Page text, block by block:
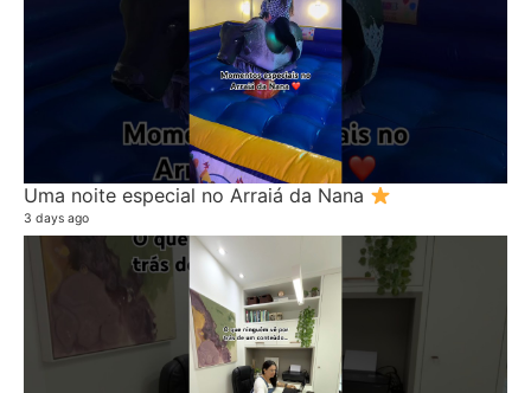
Uma noite especial no Arraiá da Nana
3 days ago